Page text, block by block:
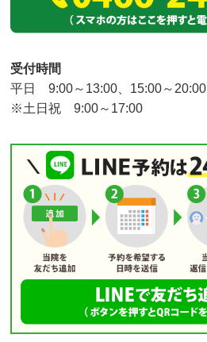
受付時間
平日 9:00～13:00、15:00～20:00
※土日祝 9:00～17:00